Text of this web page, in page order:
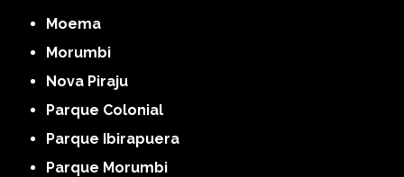
Moema
Morumbi
Nova Piraju
Parque Colonial
Parque Ibirapuera
Parque Morumbi